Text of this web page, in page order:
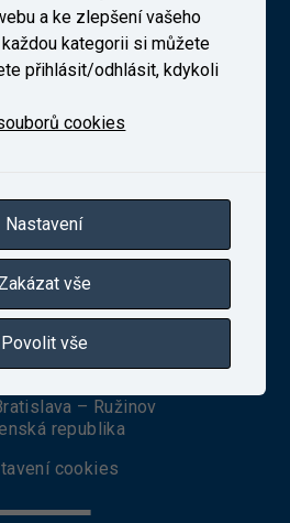
1698/138b, Praha 4
+420 241 493 135
Slovakia, s. r. o.
– Ružinov
republika
cookies
a ke zlepšení vašeho
kategorii si můžete
přihlásit/odhlásit, kdykoli
cookies
Nastavení
Zakázat vše
Povolit vše